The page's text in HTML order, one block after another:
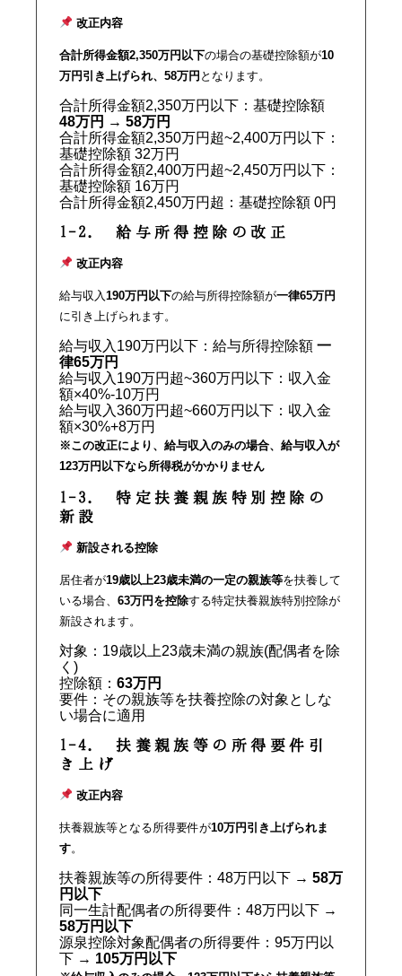
改正内容
合計所得金額2,350万円以下の場合の基礎控除額が10
万円引き上げられ、58万円 となります。
合計所得金額2,350万円以下：基礎控除額
48万円 → 58万円
合計所得金額2,350万円超~2,400万円以下：
基礎控除額 32万円
合計所得金額2,400万円超~2,450万円以下：
基礎控除額 16万円
合計所得金額2,450万円超：基礎控除額 0円
1-2. 給与所得控除の改正
改正内容
給与収入 190万円以下の給与所得控除額が一律65万円
に引き上げられます。
給与収入190万円以下：給与所得控除額 一
律65万円
給与収入190万円超~360万円以下：収入金
額×40%-10万円
給与収入360万円超~660万円以下：収入金
額×30%+8万円
※この改正により、給与収入のみの場合、給与収入が
123万円以下なら所得税がかかりません
1-3. 特定扶養親族特別控除の
新設
新設される控除
居住者が19歳以上23歳未満の一定の親族等を扶養して
いる場合、 63万円を控除する特定扶養親族特別控除が
新設されます。
対象：19歳以上23歳未満の親族(配偶者を除
く)
控除額： 63万円
要件：その親族等を扶養控除の対象としな
い場合に適用
1-4. 扶養親族等の所得要件引
き上げ
改正内容
扶養親族等となる所得要件が10万円引き上げられま
す。
扶養親族等の所得要件：48万円以下 → 58万
円以下
同一生計配偶者の所得要件：48万円以下 →
58万円以下
源泉控除対象配偶者の所得要件：95万円以
下 → 105万円以下